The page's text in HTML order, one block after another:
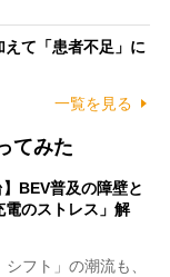
えて「患者不足」に
一覧を見る
てみた
BEV普及の障壁と
のストレス」解
フト」の潮流も、